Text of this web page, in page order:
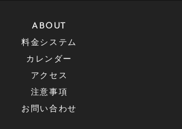
ABOUT
料金システム
カレンダー
アクセス
注意事項
お問い合わせ